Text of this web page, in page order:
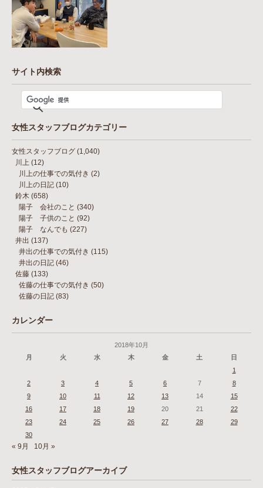
サイト内検索
女性スタッフブログカテゴリー
女性スタッフブログ (1,040)
川上 (12)
川上の仕事での気付き (2)
川上の日記 (10)
鈴木 (658)
陽子 会社のこと (340)
陽子 子供のこと (92)
陽子 なんでも (227)
井出 (137)
井出の仕事での気付き (115)
井出の日記 (46)
佐藤 (133)
佐藤の仕事での気付き (50)
佐藤の日記 (83)
カレンダー
2018年10月
月
火 水 木 金 土
日
1
2
3 4 5 6 7
8
9
10 11 12 13 14
15
16
17 18 19 20 21
22
23
24 25 26 27 28
29
30
« 9月 10月 »
女性スタッフブログアーカイブ